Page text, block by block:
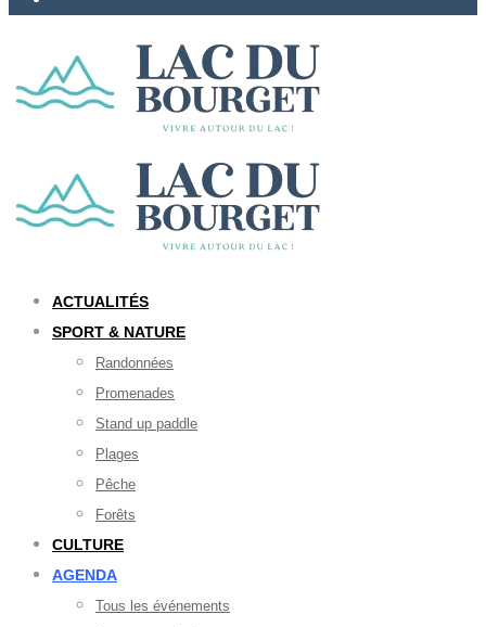
ACTUALITÉS
SPORT & NATURE
Randonnées
Promenades
Stand up paddle
Plages
Pêche
Forêts
CULTURE
AGENDA
Tous les événements